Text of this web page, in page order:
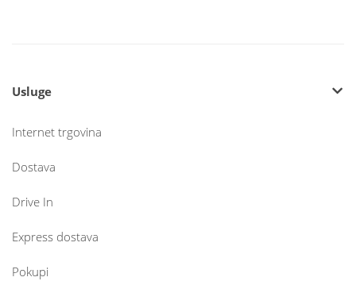
Usluge
Internet trgovina
Dostava
Drive In
Express dostava
Pokupi